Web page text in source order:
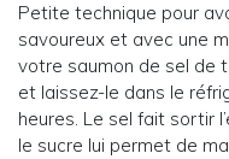
Petite technique pour
savoureux et avec une
votre saumon de sel de
et laissez-le dans le
heures. Le sel fait sortir
le sucre lui permet de